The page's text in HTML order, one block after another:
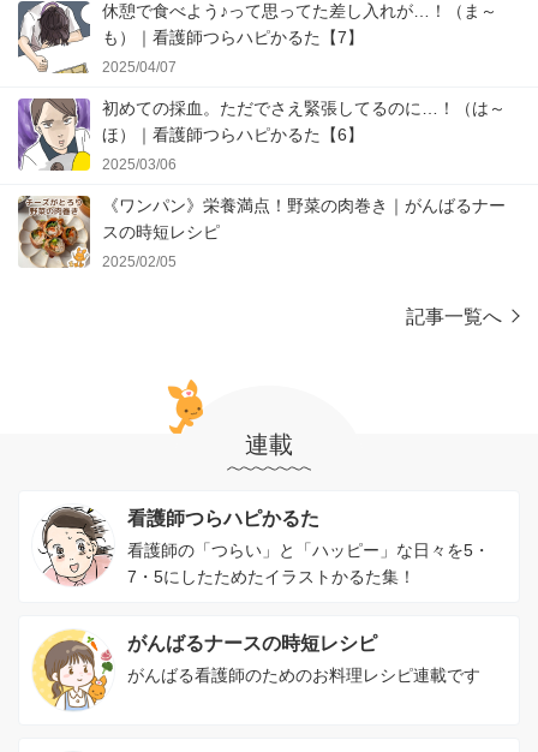
休憩で食べよう♪って思ってた差し入れが…！（ま～
も）｜看護師つらハピかるた【7】
2025/04/07
初めての採血。ただでさえ緊張してるのに…！（は～
ほ）｜看護師つらハピかるた【6】
2025/03/06
《ワンパン》栄養満点！野菜の肉巻き｜がんばるナー
スの時短レシピ
2025/02/05
記事一覧へ
連載
看護師つらハピかるた
看護師の「つらい」と「ハッピー」な日々を5・
7・5にしたためたイラストかるた集！
がんばるナースの時短レシピ
がんばる看護師のためのお料理レシピ連載です